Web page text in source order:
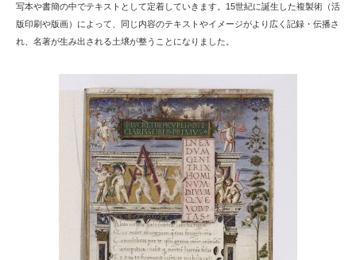
写本や書簡の中でテキストとして定着していきます。15世紀に誕生した複製術（活
版印刷や版画）によって、同じ内容のテキストやイメージがより広く記録・伝播さ
れ、名著が生み出される土壌が整うことになりました。